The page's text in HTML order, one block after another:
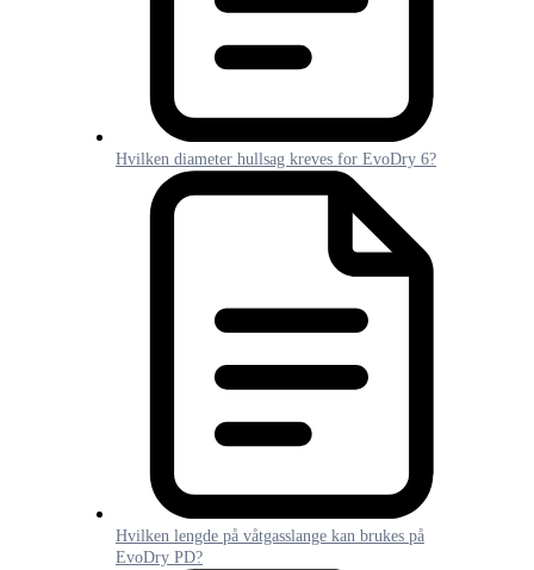
Hvilken diameter hullsag kreves for EvoDry 6?
Hvilken lengde på våtgasslange kan brukes på
EvoDry PD?